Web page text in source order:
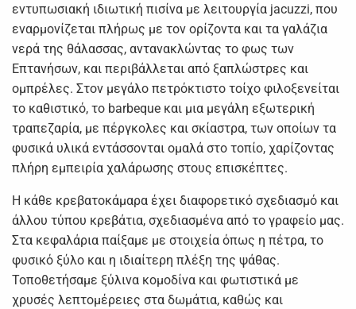
εντυπωσιακή ιδιωτική πισίνα με λειτουργία jacuzzi, που
εναρμονίζεται πλήρως με τον ορίζοντα και τα γαλάζια
νερά της θάλασσας, αντανακλώντας το φως των
Επτανήσων, και περιβάλλεται από ξαπλώστρες και
ομπρέλες. Στον μεγάλο πετρόκτιστο τοίχο φιλοξενείται
το καθιστικό, το barbeque και μια μεγάλη εξωτερική
τραπεζαρία, με πέργκολες και σκίαστρα, των οποίων τα
φυσικά υλικά εντάσσονται ομαλά στο τοπίο, χαρίζοντας
πλήρη εμπειρία χαλάρωσης στους επισκέπτες.
Η κάθε κρεβατοκάμαρα έχει διαφορετικό σχεδιασμό και
άλλου τύπου κρεβάτια, σχεδιασμένα από το γραφείο μας.
Στα κεφαλάρια παίξαμε με στοιχεία όπως η πέτρα, το
φυσικό ξύλο και η ιδιαίτερη πλέξη της ψάθας.
Τοποθετήσαμε ξύλινα κομοδίνα και φωτιστικά με
χρυσές λεπτομέρειες στα δωμάτια, καθώς και